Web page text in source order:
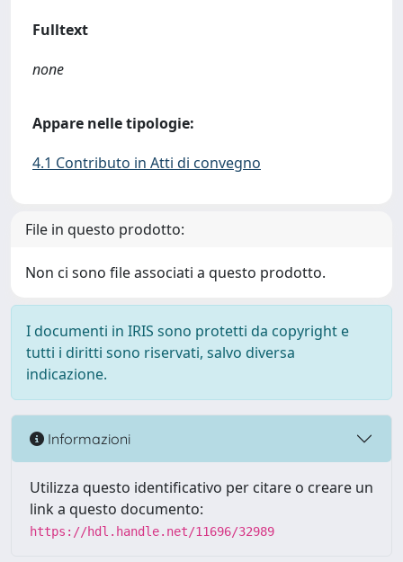
Fulltext
none
Appare nelle tipologie:
4.1 Contributo in Atti di convegno
File in questo prodotto:
Non ci sono file associati a questo prodotto.
I documenti in IRIS sono protetti da copyright e
tutti i diritti sono riservati, salvo diversa
indicazione.
Informazioni
Utilizza questo identificativo per citare o creare un
link a questo documento:
https://hdl.handle.net/11696/32989